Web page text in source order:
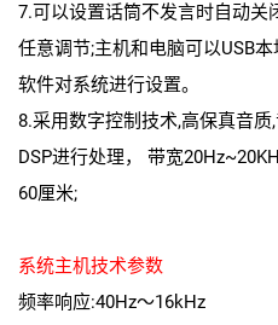
7.可以设置话筒不发言时自动关
任意调节;主机和电脑可以USB
软件对系统进行设置。
8.采用数字控制技术,高保真音
DSP进行处理， 带宽
60厘米;
系统主机技术参数
频率响应:40Hz～16kHz